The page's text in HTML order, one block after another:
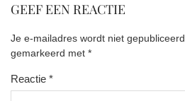
GEEF EEN REACTIE
Je e-mailadres wordt niet gepubliceerd.
gemarkeerd met *
Reactie *